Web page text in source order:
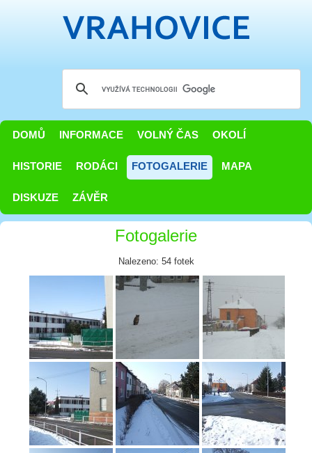
DOMŮ INFORMACE VOLNÝ ČAS OKOLÍ
HISTORIE RODÁCI FOTOGALERIE MAPA
DISKUZE ZÁVĚR
Fotogalerie
Nalezeno: 54 fotek